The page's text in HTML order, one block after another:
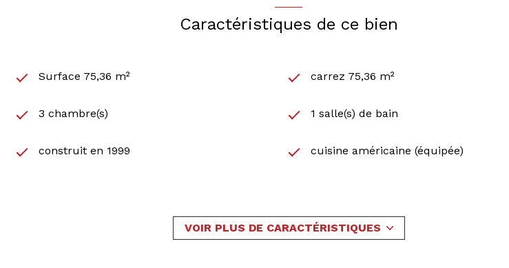
Caractéristiques de ce bien
Surface 75,36 m² carrez 75,36 m²
3 chambre(s) 1 salle(s) de bain
construit en 1999 cuisine américaine (équipée)
vue Jardin
VOIR PLUS DE CARACTÉRISTIQUES